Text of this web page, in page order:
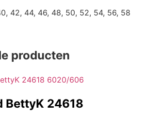
42, 44, 46, 48, 50, 52, 54, 56, 58
producten
BettyK 24618